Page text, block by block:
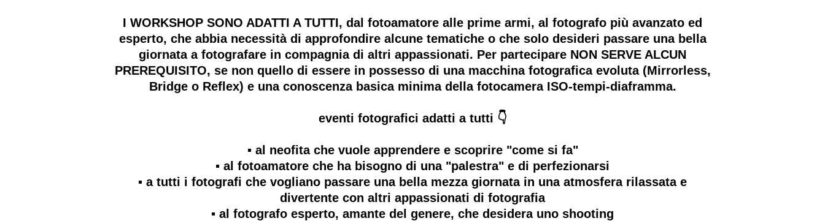
I WORKSHOP SONO ADATTI A TUTTI, dal fotoamatore alle prime armi, al fotografo più avanzato ed
esperto, che abbia necessità di approfondire alcune tematiche o che solo desideri passare una bella
giornata a fotografare in compagnia di altri appassionati. Per partecipare NON SERVE ALCUN
PREREQUISITO, se non quello di essere in possesso di una macchina fotografica evoluta (Mirrorless,
Bridge o Reflex) e una conoscenza basica minima della fotocamera ISO-tempi-diaframma.
eventi fotografici adatti a tutti 👇
▪️ al neofita che vuole apprendere e scoprire "come si fa"
▪️ al fotoamatore che ha bisogno di una "palestra" e di perfezionarsi
▪️ a tutti i fotografi che vogliano passare una bella mezza giornata in una atmosfera rilassata e
divertente con altri appassionati di fotografia
▪️ al fotografo esperto, amante del genere, che desidera uno shooting